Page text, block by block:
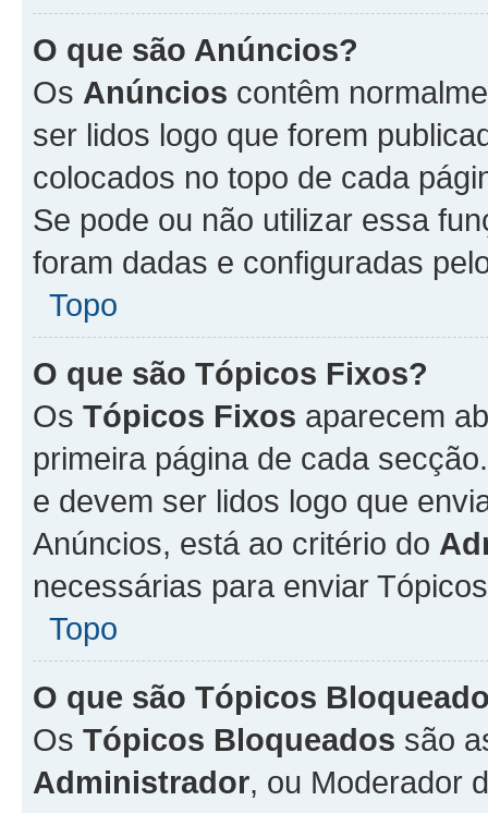
O que são Anúncios?
Os Anúncios contêm
ser lidos logo que forem
colocados no topo de cada
Se pode ou não utilizar essa
foram dadas e configuradas
Topo
O que são Tópicos Fixos?
Os Tópicos Fixos aparecem
primeira página de cada
e devem ser lidos logo que
Anúncios, está ao critério do
necessárias para enviar
Topo
O que são Tópicos
Os Tópicos Bloqueados são
Administrador, ou Moderador